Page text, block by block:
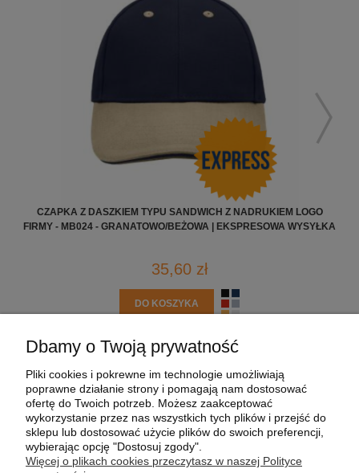
CZAPKA Z DASZKIEM TYPU SANDWICH Z NADRUKIEM LOGO
FIRMY - MB024 - GRANATOWO/BEŻOWA | EKSPRESOWA WYSYŁKA
35,60 zł
DO KOSZYKA
MOJE KONTO
PŁATNOŚCI I DOSTAWA
Dbamy o Twoją prywatność
Pliki cookies i pokrewne im technologie umożliwiają
poprawne działanie strony i pomagają nam dostosować
ofertę do Twoich potrzeb. Możesz zaakceptować
wykorzystanie przez nas wszystkich tych plików i przejść do
sklepu lub dostosować użycie plików do swoich preferencji,
wybierając opcję "Dostosuj zgody".
Więcej o plikach cookies przeczytasz w naszej Polityce